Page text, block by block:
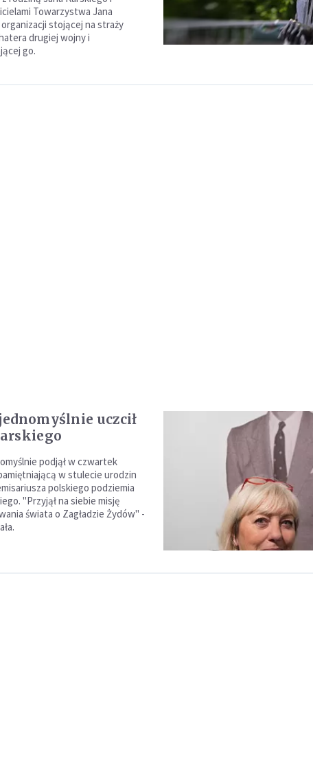
Towarzystwa Jana
stojącej na straży
drugiej wojny i
go.
uczcił
podjął w czwartek
w stulecie urodzin
polskiego podziemia
"Przyjął na siebie misję
świata o Zagładzie Żydów" -